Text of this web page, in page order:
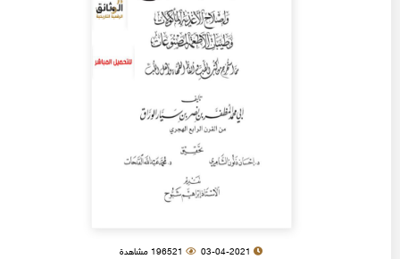
03-04-2021 196521 مشاهدة